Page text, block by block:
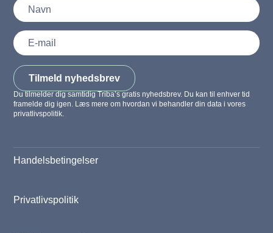
Tilmeld nyhedsbrev
Du tilmelder dig samtidig Triba’s gratis nyhedsbrev. Du kan til enhver tid
framelde dig igen. Læs mere om hvordan vi behandler din data i vores
privatlivspolitik.
Handelsbetingelser
Privatlivspolitik